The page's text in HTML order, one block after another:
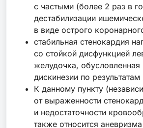
с частыми (более 2 раз в
дестабилизации
в виде острого
стабильная стенокардия
со стойкой дисфункцией
желудочка, обусловленная
дискинезии по
К данному пункту
от выраженности
и недостаточности
также относится